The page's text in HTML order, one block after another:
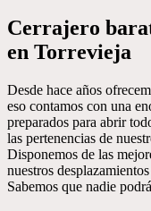
Cerrajero
en Torrevieja
Desde hace años
eso contamos con una
preparados para abrir
las pertenencias de
Disponemos de las
nuestros
Sabemos que nadie